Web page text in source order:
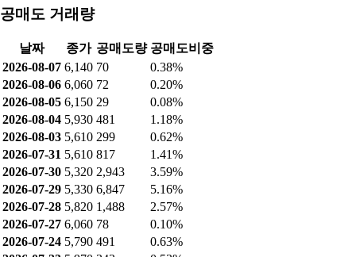
공매도 거래량
날짜 종가 공매도량 공매도비중
2026-08-07 6,140 70
0.38%
2026-08-06 6,060 72
0.20%
2026-08-05 6,150 29
0.08%
2026-08-04 5,930 481
1.18%
2026-08-03 5,610 299
0.62%
2026-07-31 5,610 817
1.41%
2026-07-30 5,320 2,943
3.59%
2026-07-29 5,330 6,847
5.16%
2026-07-28 5,820 1,488
2.57%
2026-07-27 6,060 78
0.10%
2026-07-24 5,790 491
0.63%